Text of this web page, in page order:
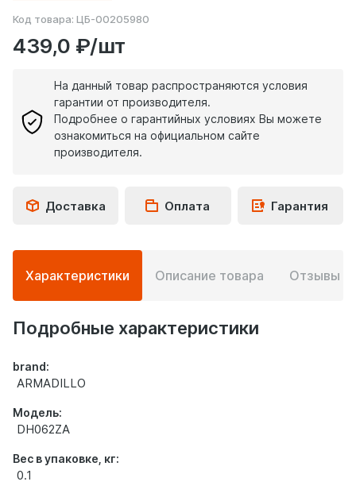
Код товара: ЦБ-00205980
439,0 ₽/шт
На данный товар распространяются условия
гарантии от производителя.
Подробнее о гарантийных условиях Вы можете
ознакомиться на официальном сайте
производителя.
Доставка Оплата Гарантия
Подробная
информация
о
товаре
Характеристики Описание товара Отзывы
Подробные характеристики
brand:
ARMADILLO
Модель:
DH062ZA
Вес в упаковке, кг:
0.1